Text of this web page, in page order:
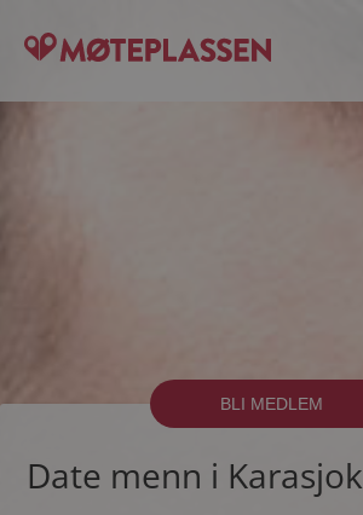
BLI MEDLEM
Date menn i Karasjok